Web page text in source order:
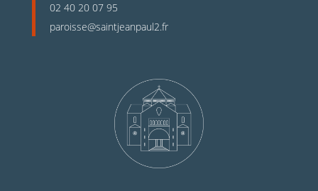
02 40 20 07 95
paroisse@saintjeanpaul2.fr